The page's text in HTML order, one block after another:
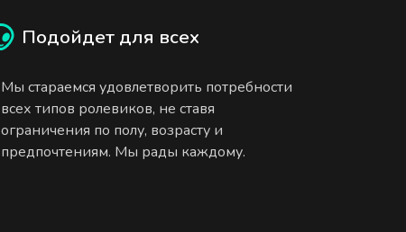
Подойдет для всех
Мы стараемся удовлетворить потребности
всех типов ролевиков, не ставя
ограничения по полу, возрасту и
предпочтениям. Мы рады каждому.